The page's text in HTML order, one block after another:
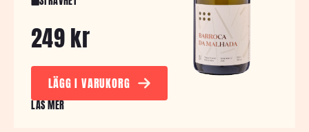
249 kr
LÄGG I VARUKORG
LÄS MER